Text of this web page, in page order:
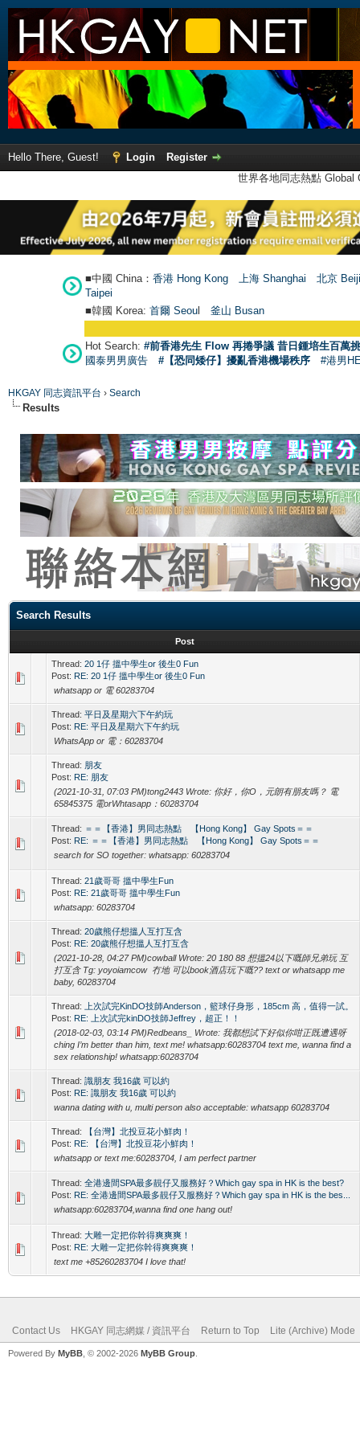
Hello There, Guest! Login
Register
世界各地同志熱點
■中國 China： 香港 Hong Kong 上海 Shanghai
北京
Taipei
■韓國 Korea: 首爾 Seoul 釜山 Busan
Hot Search: #前香港先生 Flow 再捲爭議 昔日鍾培生百萬
國泰男男廣告
#【恐同矮仔】擾亂香港機場秩序 #港男
HKGAY 同志資訊平台 › Search
Results
Search Results
Post
Thread: 20 1仔 搵中學生or 後生0 Fun
Post: RE: 20 1仔 搵中學生or 後生0 Fun
whatsapp or 電 60283704
Thread: 平日及星期六下午約玩
Post: RE: 平日及星期六下午約玩
WhatsApp or 電：60283704
Thread: 朋友
Post: RE: 朋友
(2021-10-31, 07:03 PM)tong2443 Wrote: 你好，你O，元朗有朋友嗎？ 電
65845375 電orWhtasapp：60283704
Thread: ＝＝【香港】男同志熱點 【Hong Kong】 Gay Spots＝＝
Post: RE: ＝＝【香港】男同志熱點 【Hong Kong】 Gay Spots＝＝
search for SO together: whatsapp: 60283704
Thread: 21歲哥哥 搵中學生Fun
Post: RE: 21歲哥哥 搵中學生Fun
whatsapp: 60283704
Thread: 20歲熊仔想搵人互打互含
Post: RE: 20歲熊仔想搵人互打互含
(2021-10-28, 04:27 PM)cowball Wrote: 20 180 88 想搵24以下嘅師兄弟玩 互
打互含 Tg: yoyoiamcow 冇地 可以book酒店玩下嘅?? text or whatsapp me
baby, 60283704
Thread:
上次試完KinDO技師Anderson，籃球仔身形，185cm 高，值得一試。
Post: RE: 上次試完kinDO技師Jeffrey，超正！！
(2018-02-03, 03:14 PM)Redbeans_ Wrote: 我都想試下好似你咁正既遭遇呀
ching I’m better than him, text me! whatsapp:60283704 text me, wanna find a
sex relationship! whatsapp:60283704
Thread: 識朋友 我16歲 可以約
Post: RE: 識朋友 我16歲 可以約
wanna dating with u, multi person also acceptable: whatsapp 60283704
Thread:
【台灣】北投豆花小鮮肉！
Post: RE: 【台灣】北投豆花小鮮肉！
whatsapp or text me:60283704, I am perfect partner
Thread: 全港邊間SPA最多靚仔又服務好？Which gay spa in HK is the best?
Post: RE: 全港邊間SPA最多靚仔又服務好？Which gay spa in HK is the bes...
whatsapp:60283704,wanna find one hang out!
Thread: 大雕一定把你幹得爽爽爽！
Post: RE: 大雕一定把你幹得爽爽爽！
text me +85260283704 I love that!
Contact Us HKGAY 同志網媒 / 資訊平台 Return to Top Lite (Archive) Mode
Powered By MyBB , © 2002-2026 MyBB Group